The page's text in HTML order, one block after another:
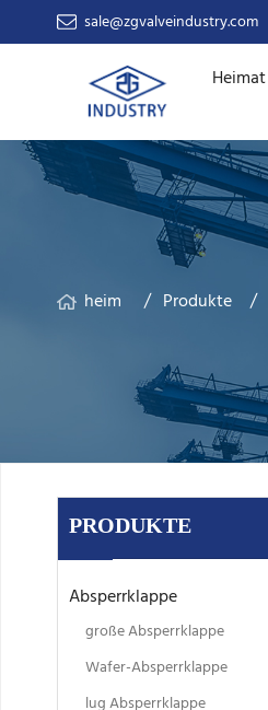
sale@zgvalveindustry.com
Heimat
heim Produkte
PRODUKTE
Absperrklappe
große Absperrklappe
Wafer-Absperrklappe
lug Absperrklappe